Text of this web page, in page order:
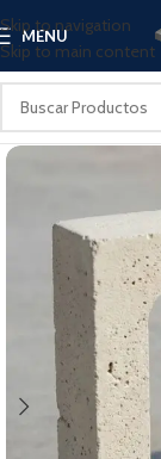
Skip to navigation
Skip to main content
MENU